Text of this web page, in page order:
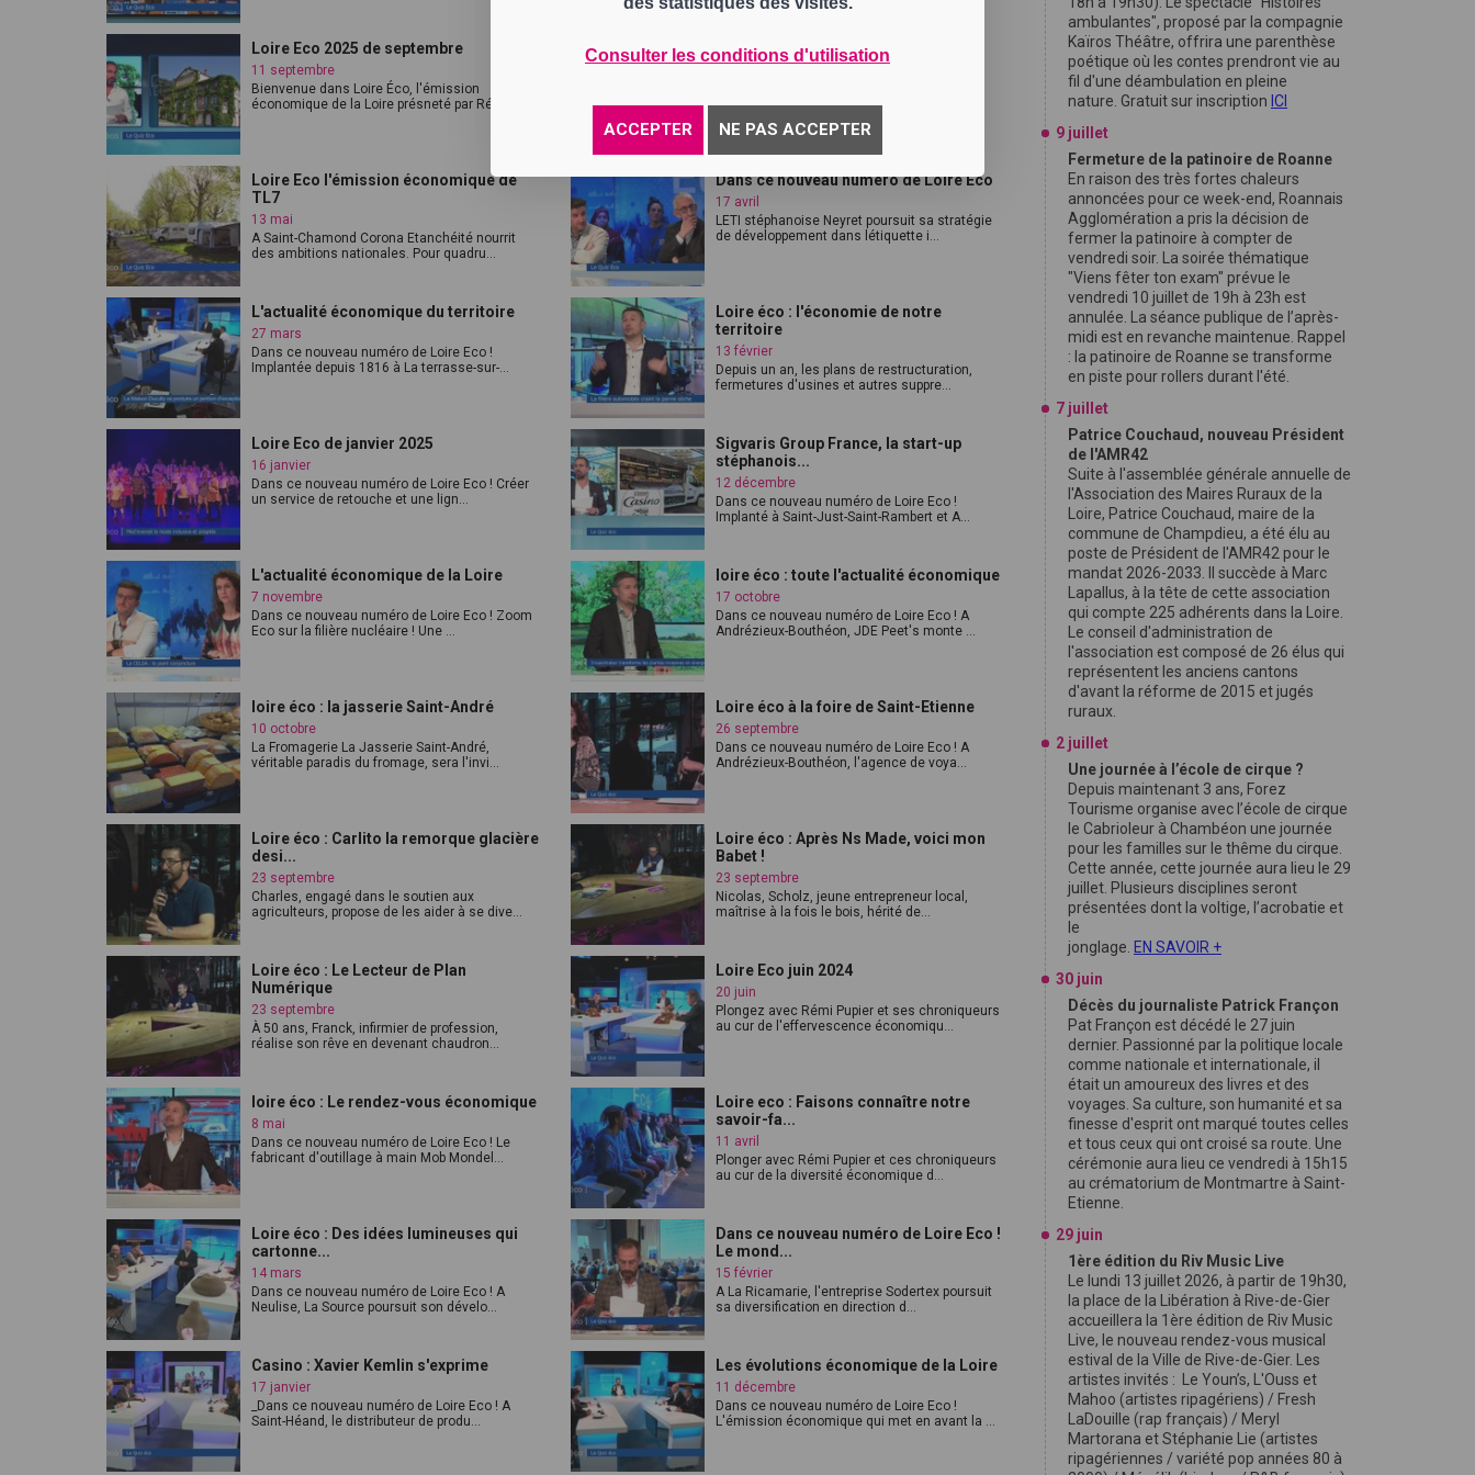
Consulter les conditions d'utilisation
ACCEPTER NE PAS ACCEPTER
Loire Eco 2025 de septembre
11 septembre
Bienvenue dans Loire Éco, l'émission
économique de la Loire présneté par Rémi Pu...
Loire eco : L'économie de la Loire
Saint-Chamond, le SCABB nourrit l'ambi...
Loire Eco l'émission économique de
TL7
13 mai
A Saint-Chamond Corona Etanchéité nourrit
des ambitions nationales. Pour quadru...
Dans ce nouveau numéro de Loire Eco
17 avril
LETI stéphanoise Neyret poursuit sa stratégie
de développement dans létiquette i...
L'actualité économique du territoire
27 mars
Dans ce nouveau numéro de Loire Eco !
Implantée depuis 1816 à La terrasse-sur-...
Loire éco : l'économie de notre
territoire
13 février
Depuis un an, les plans de restructuration,
fermetures d'usines et autres suppre...
Loire Eco de janvier 2025
16 janvier
Dans ce nouveau numéro de Loire Eco ! Créer
un service de retouche et une lign...
Sigvaris Group France, la start-up
stéphanois...
12 décembre
Dans ce nouveau numéro de Loire Eco !
Implanté à Saint-Just-Saint-Rambert et A...
L'actualité économique de la Loire
7 novembre
Dans ce nouveau numéro de Loire Eco ! Zoom
Eco sur la filière nucléaire ! Une ...
loire éco : toute l'actualité économique
17 octobre
Dans ce nouveau numéro de Loire Eco ! A
Andrézieux-Bouthéon, JDE Peet's monte ...
loire éco : la jasserie Saint-André
10 octobre
La Fromagerie La Jasserie Saint-André,
véritable paradis du fromage, sera l'invi...
Loire éco à la foire de Saint-Etienne
26 septembre
Dans ce nouveau numéro de Loire Eco ! A
Andrézieux-Bouthéon, l'agence de voya...
Loire éco : Carlito la remorque glacière
desi...
23 septembre
Charles, engagé dans le soutien aux
agriculteurs, propose de les aider à se dive...
Loire éco : Après Ns Made, voici mon
Babet !
23 septembre
Nicolas, Scholz, jeune entrepreneur local,
maîtrise à la fois le bois, hérité de...
Loire éco : Le Lecteur de Plan
Numérique
23 septembre
À 50 ans, Franck, infirmier de profession,
réalise son rêve en devenant chaudron...
Loire Eco juin 2024
20 juin
Plongez avec Rémi Pupier et ses chroniqueurs
au cur de l'effervescence économiqu...
loire éco : Le rendez-vous économique
8 mai
Dans ce nouveau numéro de Loire Eco ! Le
fabricant d'outillage à main Mob Mondel...
Loire eco : Faisons connaître notre
savoir-fa...
11 avril
Plonger avec Rémi Pupier et ces chroniqueurs
au cur de la diversité économique d...
Loire éco : Des idées lumineuses qui
cartonne...
14 mars
Dans ce nouveau numéro de Loire Eco ! A
Neulise, La Source poursuit son dévelo...
Dans ce nouveau numéro de Loire Eco !
Le mond...
15 février
A La Ricamarie, l'entreprise Sodertex poursuit
sa diversification en direction d...
Casino : Xavier Kemlin s'exprime
17 janvier
_Dans ce nouveau numéro de Loire Eco ! A
Saint-Héand, le distributeur de produ...
Les évolutions économique de la Loire
11 décembre
Dans ce nouveau numéro de Loire Eco !
L'émission économique qui met en avant la ...
ambulantes", proposé par la compagnie
Kaïros Théâtre, offrira une parenthèse
poétique où les contes prendront vie au
fil d'une déambulation en pleine
nature. Gratuit sur inscription ICI
9 juillet
Fermeture de la patinoire de Roanne
En raison des très fortes chaleurs
annoncées pour ce week-end, Roannais
Agglomération a pris la décision de
fermer la patinoire à compter de
vendredi soir. La soirée thématique
"Viens fêter ton exam" prévue le
vendredi 10 juillet de 19h à 23h est
annulée. La séance publique de l’après-
midi est en revanche maintenue. Rappel
: la patinoire de Roanne se transforme
en piste pour rollers durant l'été.
7 juillet
Patrice Couchaud, nouveau Président
de l'AMR42
Suite à l'assemblée générale annuelle de
l'Association des Maires Ruraux de la
Loire, Patrice Couchaud, maire de la
commune de Champdieu, a été élu au
poste de Président de l'AMR42 pour le
mandat 2026-2033. Il succède à Marc
Lapallus, à la tête de cette association
qui compte 225 adhérents dans la Loire.
Le conseil d'administration de
l'association est composé de 26 élus qui
représentent les anciens cantons
d'avant la réforme de 2015 et jugés
ruraux.
2 juillet
Une journée à l’école de cirque ?
Depuis maintenant 3 ans, Forez
Tourisme organise avec l’école de cirque
le Cabrioleur à Chambéon une journée
pour les familles sur le thême du cirque.
Cette année, cette journée aura lieu le 29
juillet. Plusieurs disciplines seront
présentées dont la voltige, l’acrobatie et
le
jonglage. EN SAVOIR +
30 juin
Décès du journaliste Patrick Françon
Pat Françon est décédé le 27 juin
dernier. Passionné par la politique locale
comme nationale et internationale, il
était un amoureux des livres et des
voyages. Sa culture, son humanité et sa
finesse d'esprit ont marqué toutes celles
et tous ceux qui ont croisé sa route. Une
cérémonie aura lieu ce vendredi à 15h15
au crématorium de Montmartre à Saint-
Etienne.
29 juin
1ère édition du Riv Music Live
Le lundi 13 juillet 2026, à partir de 19h30,
la place de la Libération à Rive-de-Gier
accueillera la 1ère édition de Riv Music
Live, le nouveau rendez-vous musical
estival de la Ville de Rive-de-Gier. Les
artistes invités : Le Youn’s, L'Ouss et
Mahoo (artistes ripagériens) / Fresh
LaDouille (rap français) / Meryl
Martorana et Stéphanie Lie (artistes
ripagériennes / variété pop années 80 à